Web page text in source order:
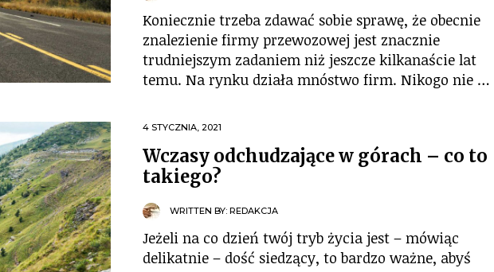
Koniecznie trzeba zdawać sobie sprawę, że obecnie
znalezienie firmy przewozowej jest znacznie
trudniejszym zadaniem niż jeszcze kilkanaście lat
temu. Na rynku działa mnóstwo firm. Nikogo nie …
4 STYCZNIA, 2021
Wczasy odchudzające w górach – co to
takiego?
WRITTEN BY: REDAKCJA
Jeżeli na co dzień twój tryb życia jest – mówiąc
delikatnie – dość siedzący, to bardzo ważne, abyś